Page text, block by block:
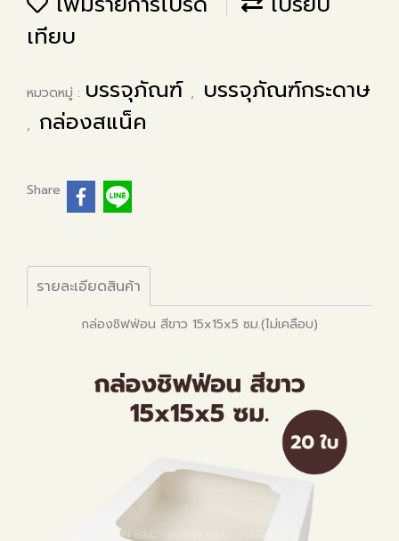
เทียบ
หมวดหมู่ : บรรจุภัณฑ์ , บรรจุภัณฑ์กระดาษ
, กล่องสแน็ค
Share
รายละเอียดสินค้า
กล่องชิฟฟ่อน สีขาว 15x15x5 ซม.(ไม่เคลือบ)